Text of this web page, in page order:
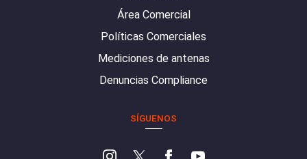
Área Comercial
Políticas Comerciales
Mediciones de antenas
Denuncias Compliance
SÍGUENOS